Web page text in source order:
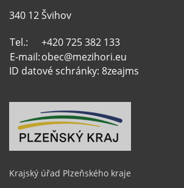
340 12 Švihov
Tel.:
+420 725 382 133
E-mail:obec@mezihori.eu
ID datové schránky: 8zeajms
Krajský úřad Plzeňského kraje